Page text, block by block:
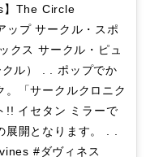
】The Circle
ップ サークル・スポ
クス サークル・ピュ
ル） . . ポップでか
。「サークルクロニク
!! イセタン ミラーで
開となります。 . .
#ダヴィネス